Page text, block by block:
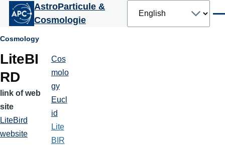
Skip to main content
AstroParticule &
Cosmologie
your
Breadcrumb
Cosmology
LiteBI
RD
link of web
site
LiteBird
website
Cosmologie
Cos
molo
gy
Eucl
id
Lite
BIR